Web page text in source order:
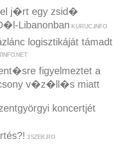
j�rt egy zsid�
Libanonban KURUC.INFO
logisztikáját
figyelmeztet a
v�z�ll�s miatt
koncertjét
3SZEK.RO